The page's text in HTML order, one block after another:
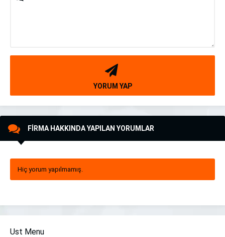
YORUM YAP
FİRMA HAKKINDA YAPILAN YORUMLAR
Hiç yorum yapılmamış.
Ust Menu